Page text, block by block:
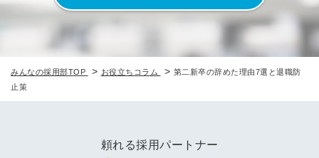
みんなの採用部TOP > お役立ちコラム > 第二新卒の辞めた理由7選と退職防
止策
頼れる採用パートナー